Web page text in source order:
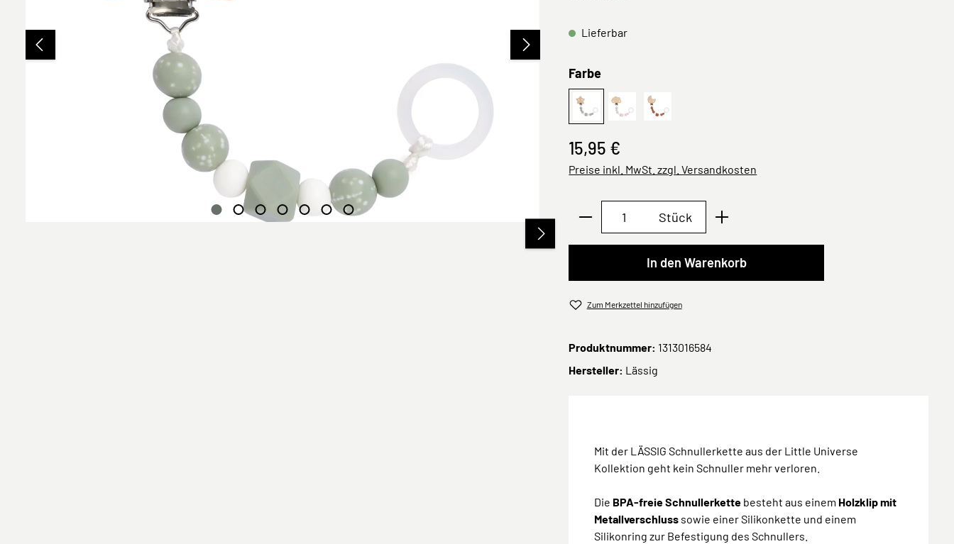
Lieferbar
Farbeauswählen
Stern OlivUniverse, WolkeUniverse, Mond Rostrot
15,95 €
Preise inkl. MwSt. zzgl. Versandkosten
Produkt Anzahl: Gib den gewünschten Wert ein
Stück
In den Warenkorb
Zum Merkzettel hinzufügen
Produktnummer: 1313016584
Hersteller: Lässig
Mit der LÄSSIG Schnullerkette aus der Little Universe
Kollektion geht kein Schnuller mehr verloren.
Die BPA-freie Schnullerkette besteht aus einem Holzklip mit
Metallverschluss sowie einer Silikonkette und einem
Silikonring zur Befestigung des Schnullers.